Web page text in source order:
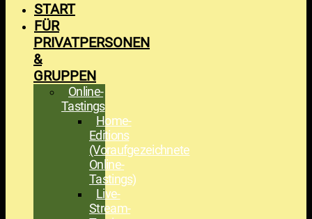
START
FÜR
PRIVATPERSONEN
&
GRUPPEN
Online-
Tastings
Home-
Editions
(Voraufgezeichnete
Online-
Tastings)
Live-
Stream-